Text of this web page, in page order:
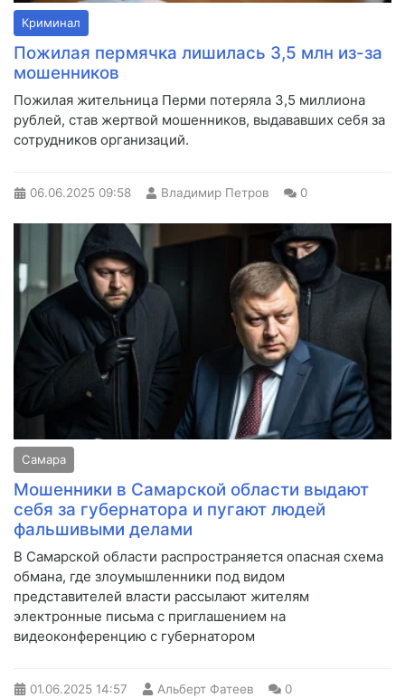
Криминал
Пожилая пермячка лишилась 3,5 млн из-за
мошенников
Пожилая жительница Перми потеряла 3,5 миллиона
рублей, став жертвой мошенников, выдававших себя за
сотрудников организаций.
06.06.2025 09:58 Владимир Петров 0
Самара
Мошенники в Самарской области выдают
себя за губернатора и пугают людей
фальшивыми делами
В Самарской области распространяется опасная схема
обмана, где злоумышленники под видом
представителей власти рассылают жителям
электронные письма с приглашением на
видеоконференцию с губернатором
01.06.2025 14:57 Альберт Фатеев 0